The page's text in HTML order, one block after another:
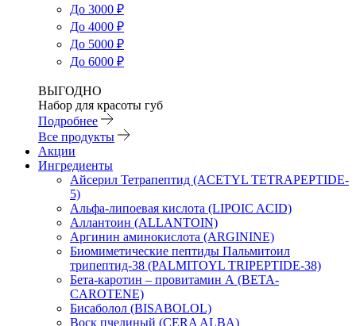
До 3000 ₽
До 4000 ₽
До 5000 ₽
До 6000 ₽
ВЫГОДНО
Набор для красоты губ
Подробнее
Все продукты
Акции
Ингредиенты
Айсерил Тетрапептид (ACETYL TETRAPEPTIDE-
5)
Альфа-липоевая кислота (LIPOIC ACID)
Аллантоин (ALLANTOIN)
Аргинин аминокислота (ARGININE)
Биомиметические пептиды Пальмитоил
трипептид-38 (PALMITOYL TRIPEPTIDE-38)
Бета-каротин – провитамин А (BETA-
CAROTENE)
Бисаболол (BISABOLOL)
Воск пчелиный (CERA ALBA)